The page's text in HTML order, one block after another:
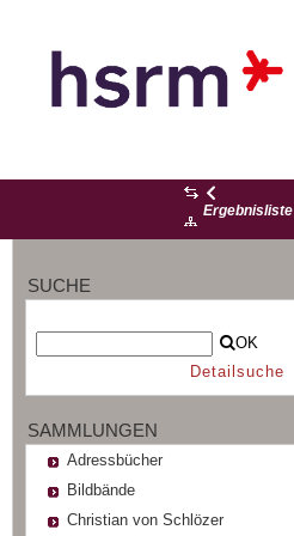
Ergebnisliste
SUCHE
OK
Detailsuche
SAMMLUNGEN
Adressbücher
Bildbände
Christian von Schlözer